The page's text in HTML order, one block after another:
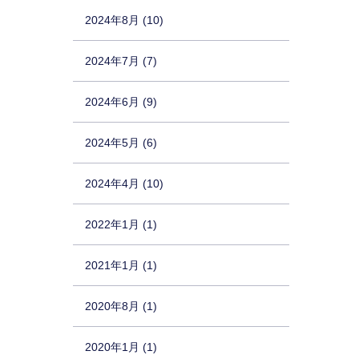
2024年8月 (10)
2024年7月 (7)
2024年6月 (9)
2024年5月 (6)
2024年4月 (10)
2022年1月 (1)
2021年1月 (1)
2020年8月 (1)
2020年1月 (1)